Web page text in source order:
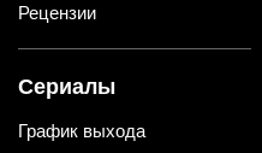
Рецензии
Сериалы
График выхода